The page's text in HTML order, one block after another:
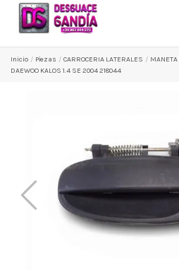
Inicio Pіezas CARROCERIA LATERALES
DAEWOO KALOS 1.4 SE 2004 218044